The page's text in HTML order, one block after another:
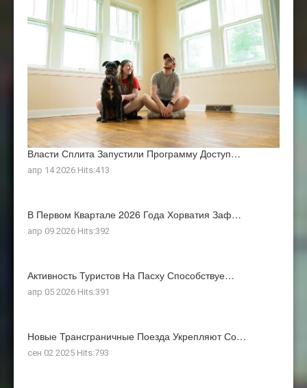
Власти Сплита Запустили Программу Доступ…
апр 14 2026 Hits:413
В Первом Квартале 2026 Года Хорватия Заф…
апр 09 2026 Hits:392
Активность Туристов На Пасху Способствуе…
апр 05 2026 Hits:391
Новые Трансграничные Поезда Укрепляют Со…
сен 02 2025 Hits:793